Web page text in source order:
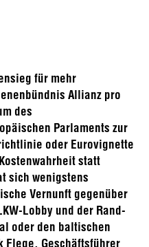
für mehr
Allianz pro
des
Parlaments zur
oder Eurovignette
statt
sich wenigstens
Vernunft gegenüber
Lobby und der Rand-
oder den baltischen
Flege, Geschäftsführer